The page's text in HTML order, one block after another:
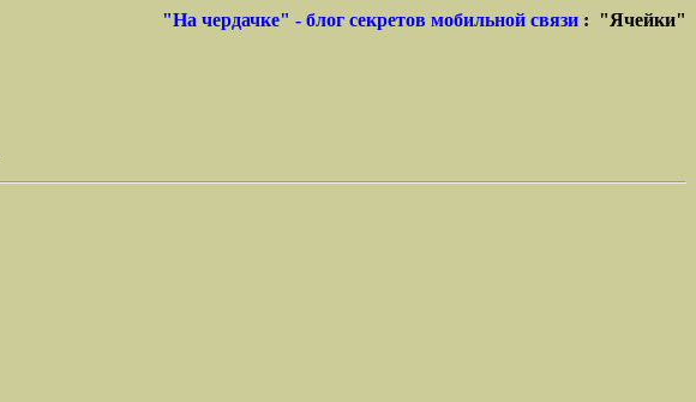
"На чердачке" - блог секретов мобильной связи : "Ячейки"